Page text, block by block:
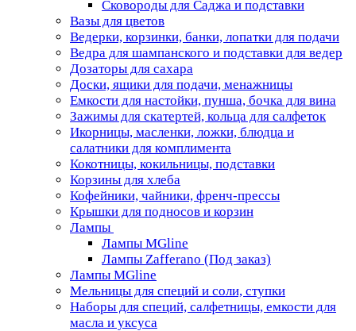
Сковороды для Саджа и подставки
Вазы для цветов
Ведерки, корзинки, банки, лопатки для подачи
Ведра для шампанского и подставки для ведер
Дозаторы для сахара
Доски, ящики для подачи, менажницы
Емкости для настойки, пунша, бочка для вина
Зажимы для скатертей, кольца для салфеток
Икорницы, масленки, ложки, блюдца и
салатники для комплимента
Кокотницы, кокильницы, подставки
Корзины для хлеба
Кофейники, чайники, френч-прессы
Крышки для подносов и корзин
Лампы
Лампы MGline
Лампы Zafferano (Под заказ)
Лампы MGline
Мельницы для специй и соли, ступки
Наборы для специй, салфетницы, емкости для
масла и уксуса